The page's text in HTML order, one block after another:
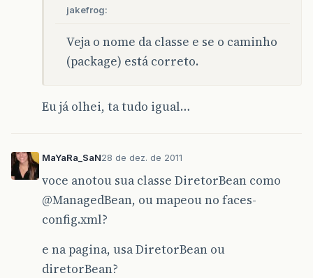
jakefrog:
Veja o nome da classe e se o caminho
(package) está correto.
Eu já olhei, ta tudo igual…
MaYaRa_SaN28 de dez. de 2011
voce anotou sua classe DiretorBean como
@ManagedBean, ou mapeou no faces-
config.xml?
e na pagina, usa DiretorBean ou
diretorBean?